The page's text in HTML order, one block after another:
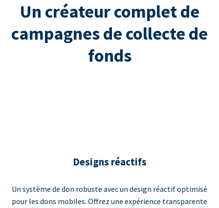
Un créateur complet de
campagnes de collecte de
fonds
Designs réactifs
Un système de don robuste avec un design réactif optimisé
pour les dons mobiles. Offrez une expérience transparente